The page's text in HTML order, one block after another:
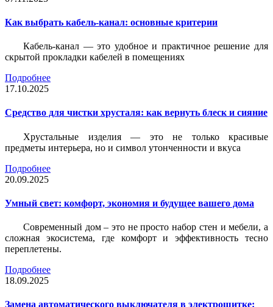
Как выбрать кабель-канал: основные критерии
Кабель-канал — это удобное и практичное решение для
скрытой прокладки кабелей в помещениях
Подробнее
17.10.2025
Средство для чистки хрусталя: как вернуть блеск и сияние
Хрустальные изделия — это не только красивые
предметы интерьера, но и символ утонченности и вкуса
Подробнее
20.09.2025
Умный свет: комфорт, экономия и будущее вашего дома
Современный дом – это не просто набор стен и мебели, а
сложная экосистема, где комфорт и эффективность тесно
переплетены.
Подробнее
18.09.2025
Замена автоматического выключателя в электрощитке: